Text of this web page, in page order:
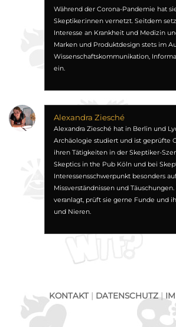
Während der Corona-Pandemie hat
Skeptiker:innen vernetzt. Seitdem
Interesse an Krankheit und Medizin
Marken und Produktdesign stets im
Wissenschaftskommunikation,
ein.
Alexandra Ziesché
Alexandra Ziesché hat in Berlin und
Archäologie studiert und ist geprüfte
ihren Tätigkeiten in der Skeptiker-
Skeptics in the Pub Köln und bei
Interessensschwerpunkt besonders
Missverständnissen und
veranlagt, prüft sie gerne Funde und
und Nieren.
KONTAKT| DATENSCHUTZ|